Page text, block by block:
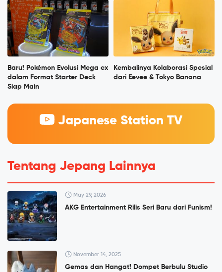
Baru! Pokémon Evolusi Mega ex
dalam Format Starter Deck
Siap Main
Kembalinya Kolaborasi Spesial
dari Eevee & Tokyo Banana
Japanese Station TV
Tentang Jepang Lainnya
May 29, 2026
AKG Entertainment Rilis Seri Baru dari Funism!
November 14, 2025
Gemas dan Hangat! Dompet Berbulu Studio